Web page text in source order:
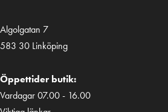
Algolgatan 7
583 30 Linköping
Öppettider butik:
Vardagar 07.00 - 16.00